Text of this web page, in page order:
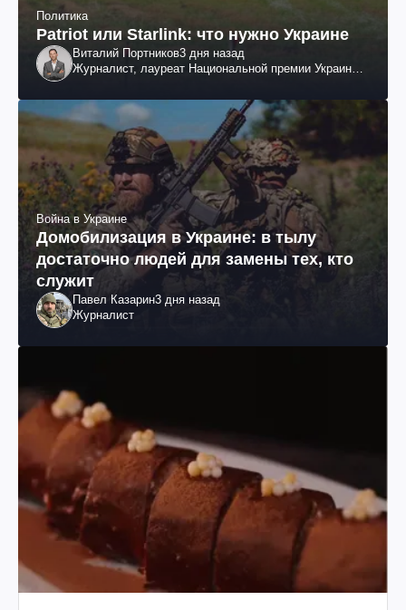
Политика
Patriot или Starlink: что нужно Украине
Виталий Портников3 дня назад
Журналист, лауреат Национальной премии Украины
Война в Украине
Домобилизация в Украине: в тылу
достаточно людей для замены тех, кто
служит
Павел Казарин3 дня назад
Журналист